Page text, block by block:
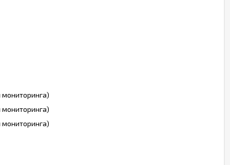
мониторинга)
мониторинга)
мониторинга)